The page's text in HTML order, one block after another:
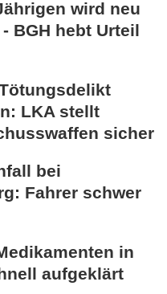
wird neu
BGH hebt Urteil
LKA stellt
sicher
bei
Fahrer schwer
in
aufgeklärt